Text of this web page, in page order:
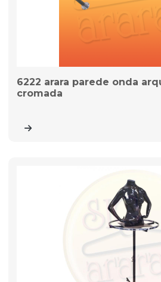
6222 arara parede onda
cromada